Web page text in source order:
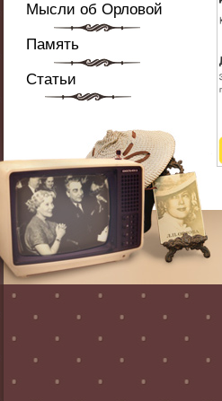
Мысли об Орловой
Память
Статьи